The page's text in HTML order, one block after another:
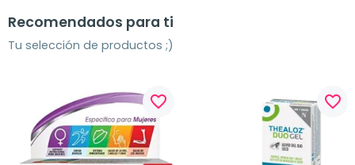
Recomendados para ti
Tu selección de productos ;)
favorite_border favorite_border